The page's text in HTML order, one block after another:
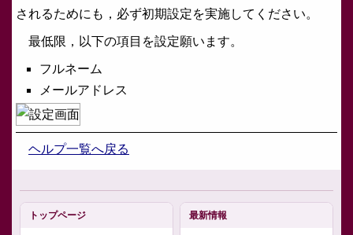
されるためにも，必ず初期設定を実施してください。
最低限，以下の項目を設定願います。
フルネーム
メールアドレス
ヘルプ一覧へ戻る
トップページ 最新情報